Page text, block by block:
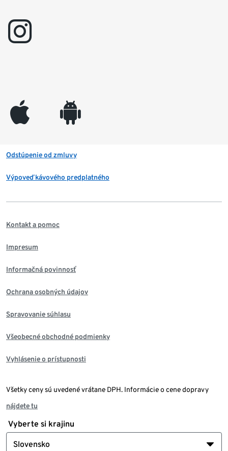
instagram
appleinc android
Odstúpenie od zmluvy
Výpoveď kávového predplatného
Kontakt a pomoc
Impresum
Informačná povinnosť
Ochrana osobných údajov
Spravovanie súhlasu
Všeobecné obchodné podmienky
Vyhlásenie o prístupnosti
Všetky ceny sú uvedené vrátane DPH. Informácie o cene dopravy
nájdete tu
Vyberte si krajinu
Slovensko